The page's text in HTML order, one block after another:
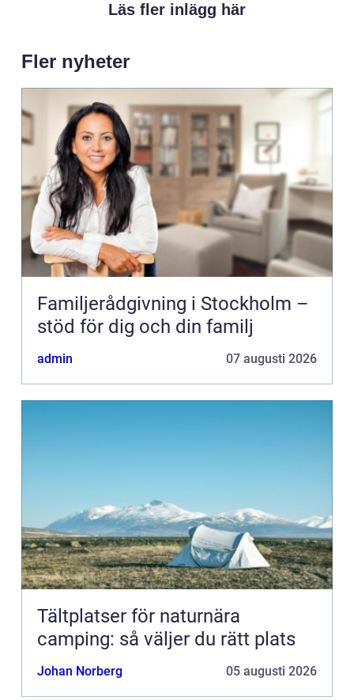
Läs fler inlägg här
Fler nyheter
Familjerådgivning i Stockholm –
stöd för dig och din familj
admin 07 augusti 2026
Tältplatser för naturnära
camping: så väljer du rätt plats
Johan Norberg 05 augusti 2026